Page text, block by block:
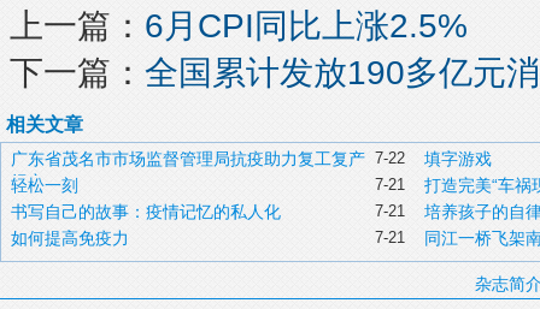
上一篇： 6月CPI同比上涨2.5%
下一篇： 全国累计发放190多亿元
相关文章
7-22
广东省茂名市市场监督管理局抗疫助力复工复产
纪实
填字游戏
7-21
轻松一刻 打造完美“车祸
7-21
书写自己的故事：疫情记忆的私人化 培养孩子的自
7-21
如何提高免疫力 同江一桥飞架
杂志简